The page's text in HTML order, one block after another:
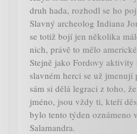
druh hada, rozhodl se ho
Slavný archeolog Indiana
se totiž bojí jen několika
nich, právě to mělo
Stejně jako Fordovy aktivity
slavném herci se už jmenují
sám si dělá legraci z toho,
jméno, jsou vždy ti, kteří
bylo tento týden oznámeno
Salamandra.